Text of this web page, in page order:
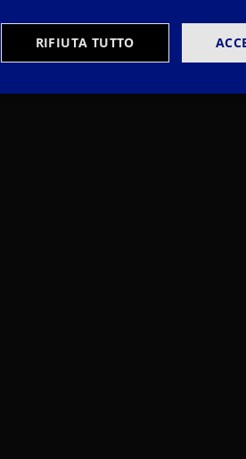
RIFIUTA TUTTO